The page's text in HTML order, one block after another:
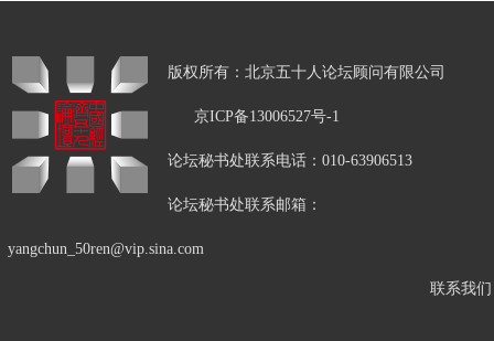
版权所有：北京五十人论坛顾问有限公司
京ICP备13006527号-1
论坛秘书处联系电话：010-63906513
论坛秘书处联系邮箱：
yangchun_50ren@vip.sina.com
联系我们